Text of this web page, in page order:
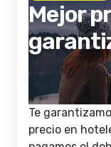
Mejor
Te
precio en